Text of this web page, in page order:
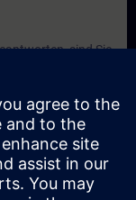
sind Sie
wir Ihnen, den
(TIA-PRO1)zu